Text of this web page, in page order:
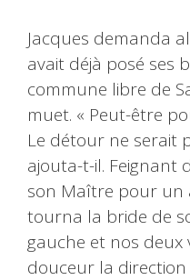
Jacques demanda
avait déjà posé ses
commune libre de
muet. « Peut-être
Le détour ne serait
ajouta-t-il. Feignant
son Maître pour un
tourna la bride de
gauche et nos
douceur la direction